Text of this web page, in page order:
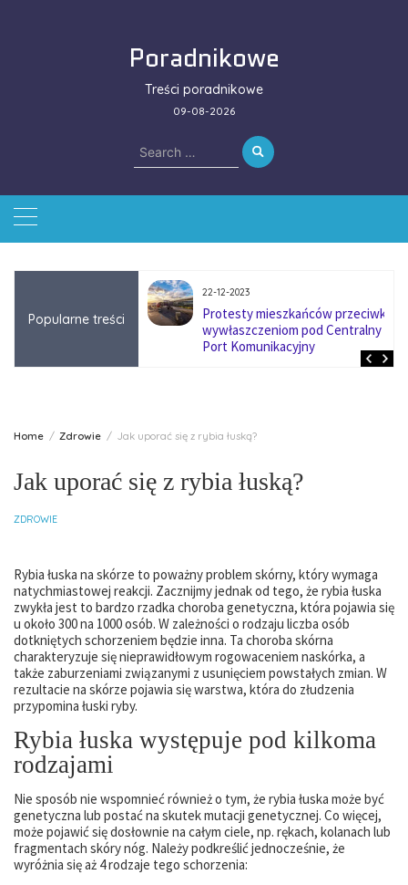
Poradnikowe
Treści poradnikowe
09-08-2026
Search
for:
Popularne treści
się na zmianę
w firmach
22-12-2023
Protesty mieszkańców przeciwko
wywłaszczeniom pod Centralny
Port Komunikacyjny
Home Zdrowie Jak uporać się z rybia łuską?
Jak uporać się z rybia łuską?
ZDROWIE
Rybia łuska na skórze to poważny problem skórny, który wymaga
natychmiastowej reakcji. Zacznijmy jednak od tego, że rybia łuska
zwykła jest to bardzo rzadka choroba genetyczna, która pojawia się
u około 300 na 1000 osób. W zależności o rodzaju liczba osób
dotkniętych schorzeniem będzie inna. Ta choroba skórna
charakteryzuje się nieprawidłowym rogowaceniem naskórka, a
także zaburzeniami związanymi z usunięciem powstałych zmian. W
rezultacie na skórze pojawia się warstwa, która do złudzenia
przypomina łuski ryby.
Rybia łuska występuje pod kilkoma
rodzajami
Nie sposób nie wspomnieć również o tym, że rybia łuska może być
genetyczna lub postać na skutek mutacji genetycznej. Co więcej,
może pojawić się dosłownie na całym ciele, np. rękach, kolanach lub
fragmentach skóry nóg. Należy podkreślić jednocześnie, że
wyróżnia się aż 4 rodzaje tego schorzenia: